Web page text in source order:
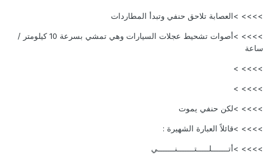
>>>> >العصابة تلاحق حنفي وتبدأ المطاردات
>>>> >أصوات تشحيط عجلات السيارات وهي تمشي بسرعة 10 كيلومتر /
ساعة
>>>> >
>>>> >
>>>> >لكن حنفي يموت
>>>> >قائلاً العبارة الشهيرة :
>>>> >أتـــــــلـــــتـــــــنـــــــي